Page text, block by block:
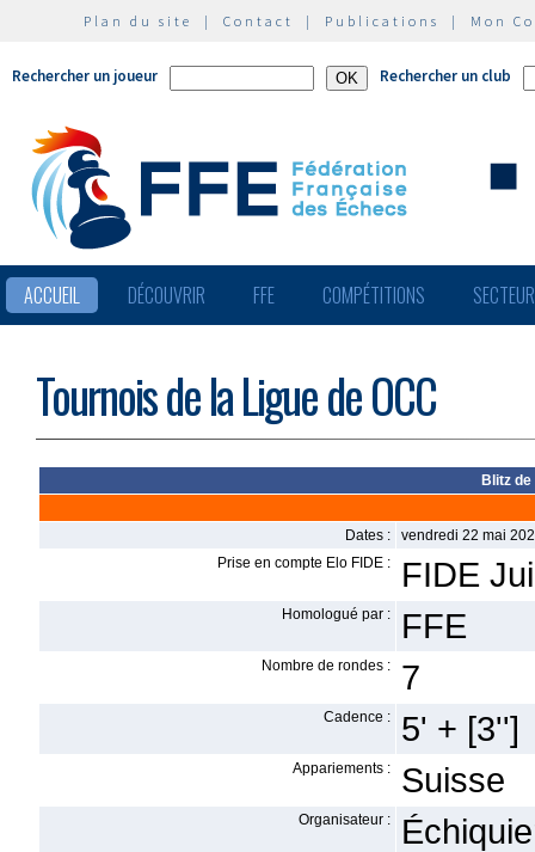
Plan du site | Contact | Publications | Mon
Rechercher un joueur Rechercher un club
ACCUEIL DÉCOUVRIR FFE COMPÉTITIONS
Tournois de la Ligue de OCC
Blitz
Dates :
vendredi 22 mai
Prise en compte Elo FIDE :
FIDE
Homologué par : FFE
Nombre de rondes : 7
Cadence : 5' + [3'']
Appariements : Suisse
Organisateur :